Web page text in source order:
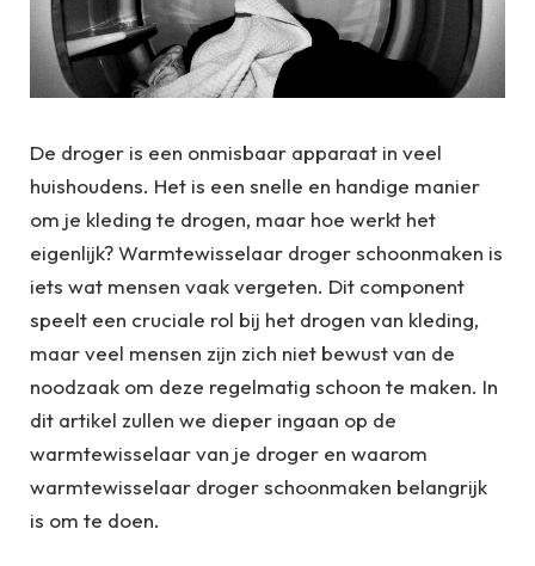
De droger is een onmisbaar apparaat in veel
huishoudens. Het is een snelle en handige manier
om je kleding te drogen, maar hoe werkt het
eigenlijk? Warmtewisselaar droger schoonmaken is
iets wat mensen vaak vergeten. Dit component
speelt een cruciale rol bij het drogen van kleding,
maar veel mensen zijn zich niet bewust van de
noodzaak om deze regelmatig schoon te maken. In
dit artikel zullen we dieper ingaan op de
warmtewisselaar van je droger en waarom
warmtewisselaar droger schoonmaken belangrijk
is om te doen.